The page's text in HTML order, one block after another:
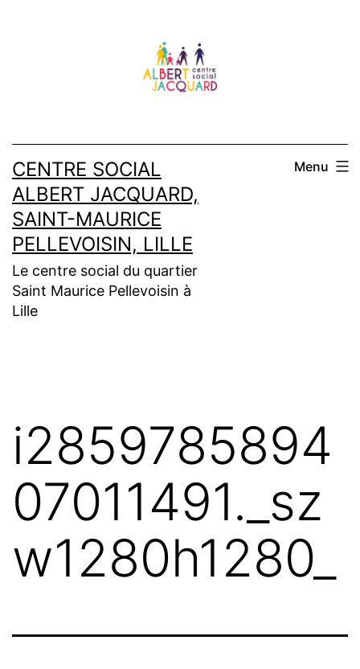
CENTRE SOCIAL
ALBERT JACQUARD,
SAINT-MAURICE
PELLEVOISIN, LILLE
Le centre social du quartier
Saint Maurice Pellevoisin à
Lille
Menu
i2859785894
07011491._sz
w1280h1280_